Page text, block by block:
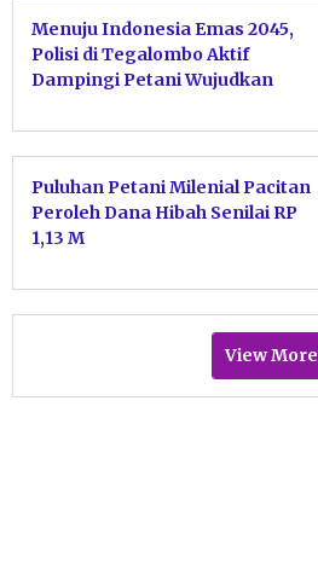
Menuju Indonesia Emas 2045,
Polisi di Tegalombo Aktif
Dampingi Petani Wujudkan
Puluhan Petani Milenial Pacitan
Peroleh Dana Hibah Senilai RP
1,13 M
View More